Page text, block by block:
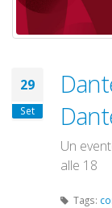
29
Set
Un
alle 18
Tags: